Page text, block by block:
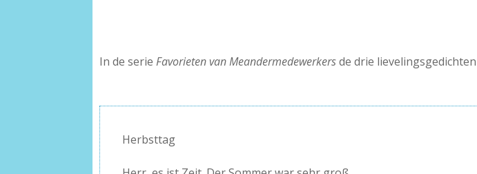
In de serieFavorieten van Meandermedewerkersde drie
Herbsttag